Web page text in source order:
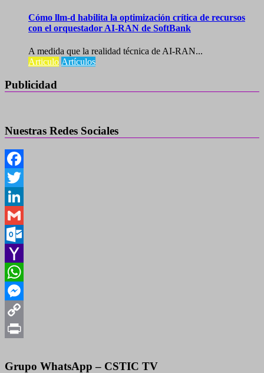
Cómo llm-d habilita la optimización crítica de recursos
con el orquestador AI-RAN de SoftBank
A medida que la realidad técnica de AI-RAN...
Articulo Artículos
Publicidad
Nuestras Redes Sociales
Facebook
Twitter
LinkedIn
Gmail
Outlook.com
Yahoo
Mail
WhatsApp
Messenger
Copy
Grupo WhatsApp – CSTIC TV